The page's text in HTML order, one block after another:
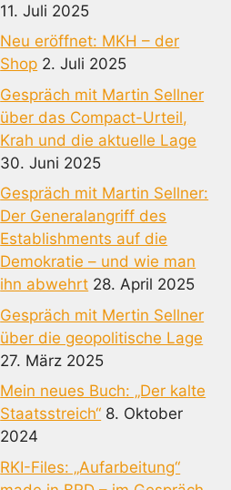
11. Juli 2025
Neu eröffnet: MKH – der
Shop 2. Juli 2025
Gespräch mit Martin Sellner
über das Compact-Urteil,
Krah und die aktuelle Lage
30. Juni 2025
Gespräch mit Martin Sellner:
Der Generalangriff des
Establishments auf die
Demokratie – und wie man
ihn abwehrt 28. April 2025
Gespräch mit Mertin Sellner
über die geopolitische Lage
27. März 2025
Mein neues Buch: „Der kalte
Staatsstreich“ 8. Oktober
2024
RKI-Files: „Aufarbeitung“